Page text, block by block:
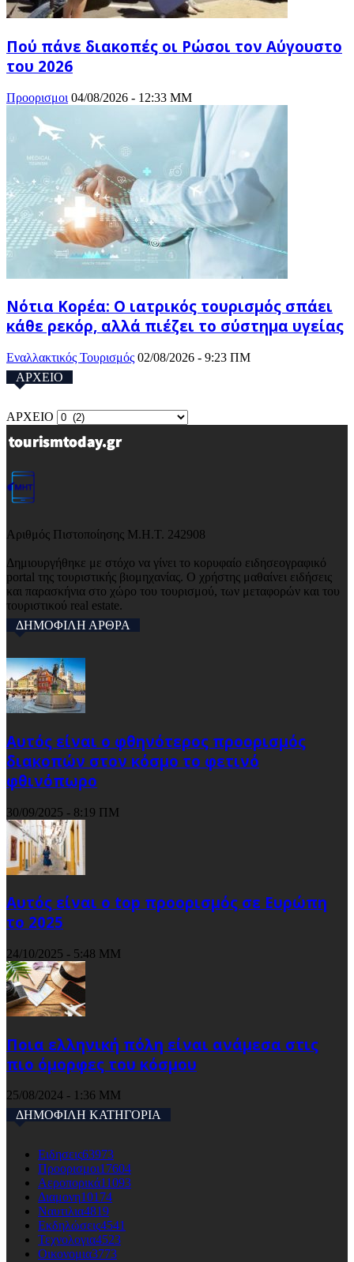
Πού πάνε διακοπές οι Ρώσοι τον Αύγουστο
του 2026
Προορισμοι 04/08/2026 - 12:33 ΜΜ
Νότια Κορέα: Ο ιατρικός τουρισμός σπάει
κάθε ρεκόρ, αλλά πιέζει το σύστημα υγείας
Εναλλακτικός Τουρισμός 02/08/2026 - 9:23 ΠΜ
ΑΡΧΕΙΟ
ΑΡΧΕΙΟ
Αριθμός Πιστοποίησης Μ.Η.Τ. 242908
Δημιουργήθηκε με στόχο να γίνει το κορυφαίο ειδησεογραφικό
portal της τουριστικής βιομηχανίας. Ο χρήστης μαθαίνει ειδήσεις
και παρασκήνια στο χώρο του τουρισμού, των μεταφορών και του
τουριστικού real estate.
ΔΗΜΟΦΙΛΗ ΑΡΘΡΑ
Αυτός είναι ο φθηνότερος προορισμός
διακοπών στον κόσμο το φετινό
φθινόπωρο
30/09/2025 - 8:19 ΠΜ
Αυτός είναι ο top προορισμός σε Ευρώπη
το 2025
24/10/2025 - 5:48 ΜΜ
Ποια ελληνική πόλη είναι ανάμεσα στις
πιο όμορφες του κόσμου
25/08/2024 - 1:36 ΜΜ
ΔΗΜΟΦΙΛΗ ΚΑΤΗΓΟΡΙΑ
Ειδησεις63973
Προορισμοι17604
Αεροπορικά11093
Διαμονη10174
Ναυτιλια4819
Εκδηλώσεις4541
Τεχνολογια4523
Οικονομια3773